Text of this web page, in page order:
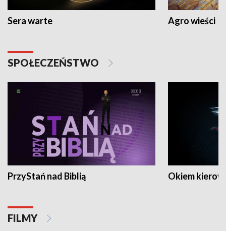
Sera warte Agro wieści
SPOŁECZEŃSTWO
PrzyStań nad Biblią Okiem
FILMY